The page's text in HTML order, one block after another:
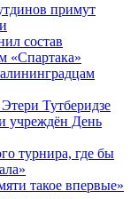
примут
состав
«Спартака»
Тутберидзе
учреждён День
турнира, где бы
такое впервые»